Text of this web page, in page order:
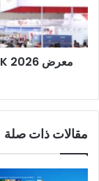
وانطلاق
معرض
InnoLabel
مقالات ذات صلة